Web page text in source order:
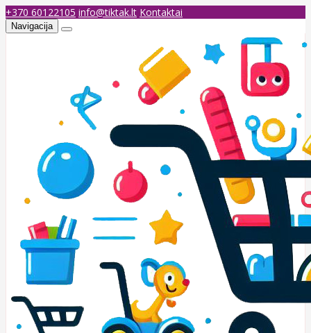
+370 60122105 info@tiktak.lt Kontaktai
Navigacija